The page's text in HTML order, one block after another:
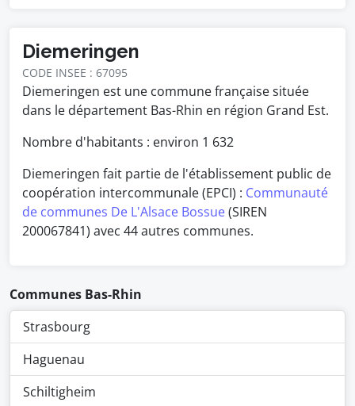
Diemeringen
CODE INSEE : 67095
Diemeringen est une commune française située
dans le département Bas-Rhin en région Grand Est.
Nombre d'habitants : environ 1 632
Diemeringen fait partie de l'établissement public de
coopération intercommunale (EPCI) : Communauté
de communes De L'Alsace Bossue(SIREN
200067841) avec 44 autres communes.
Communes Bas-Rhin
Strasbourg
Haguenau
Schiltigheim